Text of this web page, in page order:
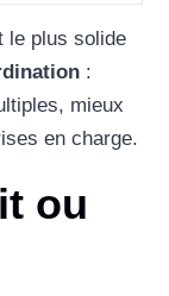
le plus solide
:
mieux
en charge.
ou